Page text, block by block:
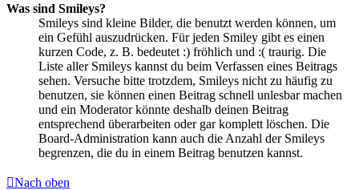
Was sind Smileys?
Smileys sind kleine Bilder, die benutzt werden können, um
ein Gefühl auszudrücken. Für jeden Smiley gibt es einen
kurzen Code, z. B. bedeutet :) fröhlich und :( traurig. Die
Liste aller Smileys kannst du beim Verfassen eines Beitrags
sehen. Versuche bitte trotzdem, Smileys nicht zu häufig zu
benutzen, sie können einen Beitrag schnell unlesbar machen
und ein Moderator könnte deshalb deinen Beitrag
entsprechend überarbeiten oder gar komplett löschen. Die
Board-Administration kann auch die Anzahl der Smileys
begrenzen, die du in einem Beitrag benutzen kannst.
Nach oben